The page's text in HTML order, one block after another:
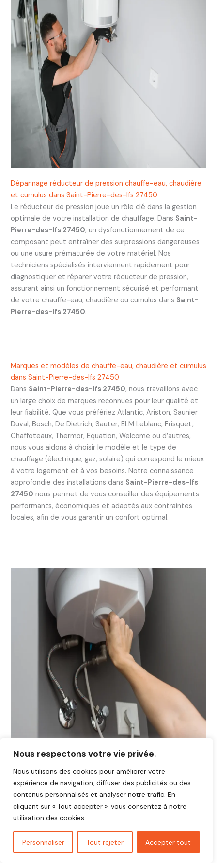
Nous respectons votre vie privée.
Nous utilisons des cookies pour améliorer votre
expérience de navigation, diffuser des publicités ou des
contenus personnalisés et analyser notre trafic. En
cliquant sur « Tout accepter », vous consentez à notre
utilisation des cookies.
Personnaliser Tout rejeter Accepter tout
Dépannage réducteur de pression chauffe-eau, chaudière
et cumulus dans Saint-Pierre-des-Ifs 27450
Le réducteur de pression joue un rôle clé dans la gestion
optimale de votre installation de chauffage. Dans Saint-
Pierre-des-Ifs 27450, un dysfonctionnement de ce
composant peut entraîner des surpressions dangereuses
ou une usure prématurée de votre matériel. Nos
techniciens spécialisés interviennent rapidement pour
diagnostiquer et réparer votre réducteur de pression,
assurant ainsi un fonctionnement sécurisé et performant
de votre chauffe-eau, chaudière ou cumulus dans Saint-
Pierre-des-Ifs 27450.
Marques et modèles de chauffe-eau, chaudière et cumulus
dans Saint-Pierre-des-Ifs 27450
Dans Saint-Pierre-des-Ifs 27450, nous travaillons avec
un large choix de marques reconnues pour leur qualité et
leur fiabilité. Que vous préfériez Atlantic, Ariston, Saunier
Duval, Bosch, De Dietrich, Sauter, ELM Leblanc, Frisquet,
Chaffoteaux, Thermor, Equation, Welcome ou d’autres,
nous vous aidons à choisir le modèle et le type de
chauffage (électrique, gaz, solaire) qui correspond le mieux
à votre logement et à vos besoins. Notre connaissance
approfondie des installations dans Saint-Pierre-des-Ifs
27450 nous permet de vous conseiller des équipements
performants, économiques et adaptés aux contraintes
locales, afin de vous garantir un confort optimal.